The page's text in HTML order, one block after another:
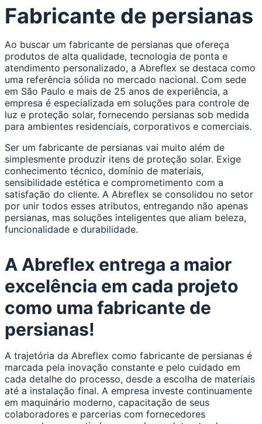
Fabricante de persianas
Ao buscar um fabricante de persianas que ofereça
produtos de alta qualidade, tecnologia de ponta e
atendimento personalizado, a Abreflex se destaca como
uma referência sólida no mercado nacional. Com sede
em São Paulo e mais de 25 anos de experiência, a
empresa é especializada em soluções para controle de
luz e proteção solar, fornecendo persianas sob medida
para ambientes residenciais, corporativos e comerciais.
Ser um fabricante de persianas vai muito além de
simplesmente produzir itens de proteção solar. Exige
conhecimento técnico, domínio de materiais,
sensibilidade estética e comprometimento com a
satisfação do cliente. A Abreflex se consolidou no setor
por unir todos esses atributos, entregando não apenas
persianas, mas soluções inteligentes que aliam beleza,
funcionalidade e durabilidade.
A Abreflex entrega a maior
excelência em cada projeto
como uma fabricante de
persianas!
A trajetória da Abreflex como fabricante de persianas é
marcada pela inovação constante e pelo cuidado em
cada detalhe do processo, desde a escolha de materiais
até a instalação final. A empresa investe continuamente
em maquinário moderno, capacitação de seus
colaboradores e parcerias com fornecedores